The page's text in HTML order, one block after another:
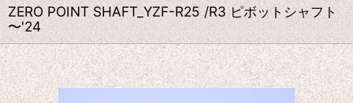
ZERO POINT SHAFT_YZF-R25 /R3 ピボットシャフト
〜'24